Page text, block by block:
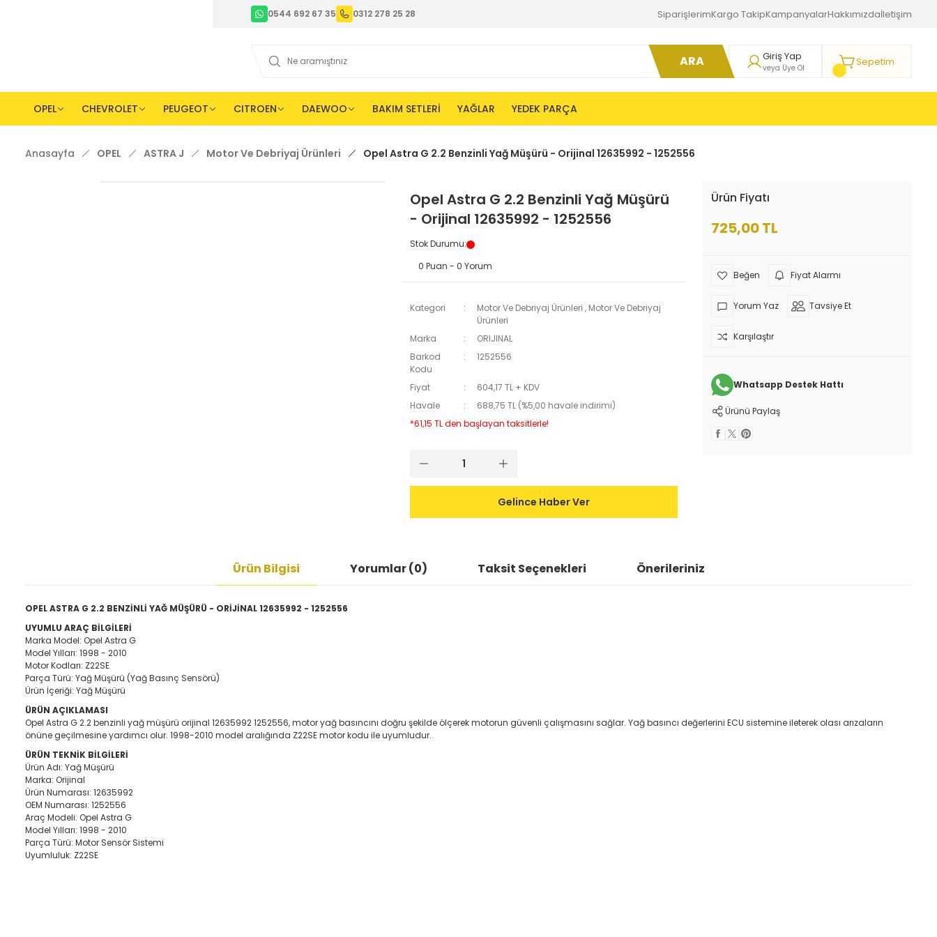
0544 692 67 35 0312 278 25 28 SiparişlerimKargo TakipKampanyalarHakkımızdaİletişim
ARA Giriş Yap
veya Üye Ol Sepetim
OPEL CHEVROLET PEUGEOT CITROEN DAEWOO BAKIM SETLERİ YAĞLAR YEDEK PARÇA
Anasayfa OPEL ASTRA J Motor Ve Debriyaj Ürünleri Opel Astra G 2.2 Benzinli Yağ Müşürü - Orijinal 12635992 - 1252556
Opel Astra G 2.2 Benzinli Yağ Müşürü
- Orijinal 12635992 - 1252556
Stok Durumu:
0 Puan - 0 Yorum
Kategori Motor Ve Debriyaj Ürünleri , Motor Ve Debriyaj
Ürünleri
Marka
ORIJINAL
Barkod
Kodu
1252556
Fiyat
604,17 TL + KDV
Havale
688,75 TL (%5,00 havale indirimi)
*61,15 TL den başlayan taksitlerle!
Gelince Haber Ver
Ürün Fiyatı
725,00 TL
Fiyat Alarmı
Yorum Yaz Tavsiye Et
Karşılaştır
Whatsapp Destek Hattı
Ürünü Paylaş
Ürün Bilgisi Yorumlar (0) Taksit Seçenekleri Önerileriniz
OPEL ASTRA G 2.2 BENZİNLİ YAĞ MÜŞÜRÜ - ORİJİNAL 12635992 - 1252556
UYUMLU ARAÇ BİLGİLERİ
Marka Model: Opel Astra G
Model Yılları: 1998 - 2010
Motor Kodları: Z22SE
Parça Türü: Yağ Müşürü (Yağ Basınç Sensörü)
Ürün İçeriği: Yağ Müşürü
ÜRÜN AÇIKLAMASI
Opel Astra G 2.2 benzinli yağ müşürü orijinal 12635992 1252556, motor yağ basıncını doğru şekilde ölçerek motorun güvenli çalışmasını sağlar. Yağ basıncı değerlerini ECU sistemine ileterek olası arızaların
önüne geçilmesine yardımcı olur. 1998-2010 model aralığında Z22SE motor kodu ile uyumludur.
ÜRÜN TEKNİK BİLGİLERİ
Ürün Adı: Yağ Müşürü
Marka: Orijinal
Ürün Numarası: 12635992
OEM Numarası: 1252556
Araç Modeli: Opel Astra G
Model Yılları: 1998 - 2010
Parça Türü: Motor Sensör Sistemi
Uyumluluk: Z22SE